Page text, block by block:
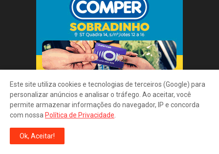
Este site utiliza cookies e tecnologias de terceiros (Google) para
personalizar anúncios e analisar o tráfego. Ao aceitar, você
permite armazenar informações do navegador, IP e concorda
com nossa Política de Privacidade
Ok, Aceitar!